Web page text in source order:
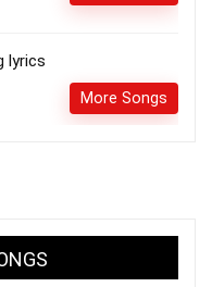
lyrics
More Songs